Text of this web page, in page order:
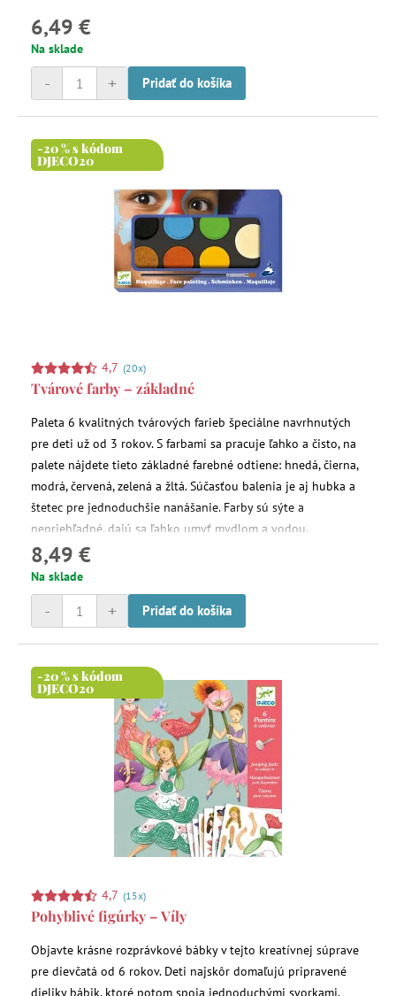
6,49 €
Na sklade
+
- Pridať do košíka
-20 % s kódom
DJECO20
4,7 (20x)
Tvárové farby – základné
Paleta 6 kvalitných tvárových farieb špeciálne navrhnutých
pre deti už od 3 rokov. S farbami sa pracuje ľahko a čisto, na
palete nájdete tieto základné farebné odtiene: hnedá, čierna,
modrá, červená, zelená a žltá. Súčasťou balenia je aj hubka a
štetec pre jednoduchšie nanášanie. Farby sú sýte a
nepriehľadné, dajú sa ľahko umyť mydlom a vodou.
8,49 €
Na sklade
+
- Pridať do košíka
-20 % s kódom
DJECO20
4,7 (15x)
Pohyblivé figúrky – Víly
Objavte krásne rozprávkové bábky v tejto kreatívnej súprave
pre dievčatá od 6 rokov. Deti najskôr domaľujú pripravené
dieliky bábik, ktoré potom spoja jednoduchými svorkami.